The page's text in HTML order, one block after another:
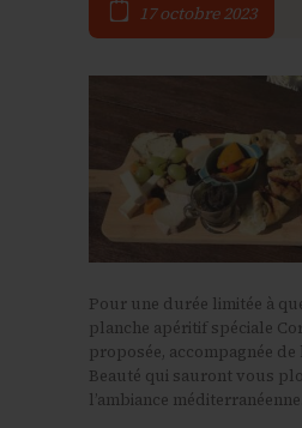
17 octobre 2023
Pour une durée limitée à
planche apéritif spéciale
proposée, accompagnée
Beauté qui sauront vous
l’ambiance méditerranéenne.